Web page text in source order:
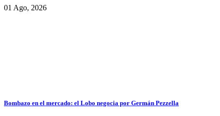
01 Ago, 2026
Bombazo en el mercado: el Lobo negocia por Germán Pezzella